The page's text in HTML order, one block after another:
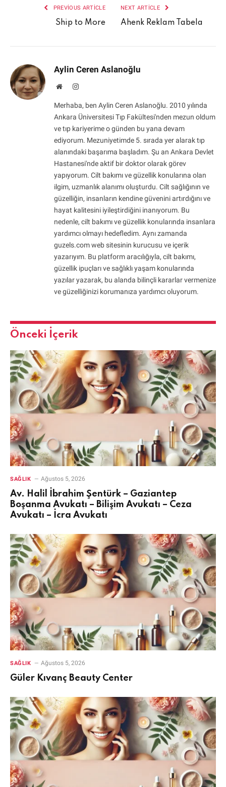
PREVIOUS ARTICLE
Ship to More
NEXT ARTICLE
Ahenk Reklam Tabela
Aylin Ceren Aslanoğlu
WebsiteInstagram
Merhaba, ben Aylin Ceren Aslanoğlu. 2010 yılında
Ankara Üniversitesi Tıp Fakültesi'nden mezun oldum
ve tıp kariyerime o günden bu yana devam
ediyorum. Mezuniyetimde 5. sırada yer alarak tıp
alanındaki başarıma başladım. Şu an Ankara Devlet
Hastanesi'nde aktif bir doktor olarak görev
yapıyorum. Cilt bakımı ve güzellik konularına olan
ilgim, uzmanlık alanımı oluşturdu. Cilt sağlığının ve
güzelliğin, insanların kendine güvenini artırdığını ve
hayat kalitesini iyileştirdiğini inanıyorum. Bu
nedenle, cilt bakımı ve güzellik konularında insanlara
yardımcı olmayı hedefledim. Aynı zamanda
guzels.com web sitesinin kurucusu ve içerik
yazarıyım. Bu platform aracılığıyla, cilt bakımı,
güzellik ipuçları ve sağlıklı yaşam konularında
yazılar yazarak, bu alanda bilinçli kararlar vermenize
ve güzelliğinizi korumanıza yardımcı oluyorum.
Önceki İçerik
SAĞLIK Ağustos 5, 2026
Av. Halil İbrahim Şentürk – Gaziantep
Boşanma Avukatı – Bilişim Avukatı – Ceza
Avukatı – İcra Avukatı
SAĞLIK Ağustos 5, 2026
Güler Kıvanç Beauty Center